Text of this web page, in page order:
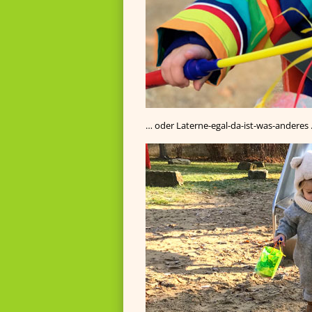
… oder Laterne-egal-da-ist-was-anderes